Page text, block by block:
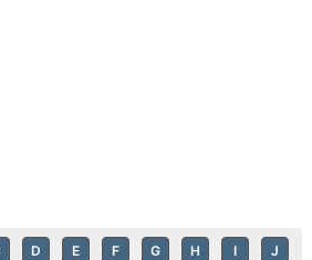
D E F G H I J